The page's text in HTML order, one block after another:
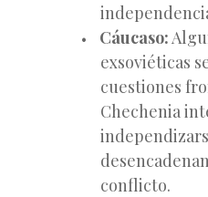
Cáucaso:
exsoviéticas
cuestiones
Chechenia
conflicto.